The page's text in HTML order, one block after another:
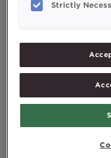
года лучшее
неактивный
независимо от
всегда
эффектов
мышечную
Strictly